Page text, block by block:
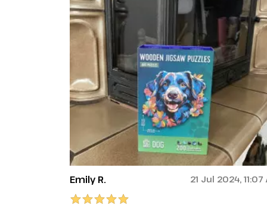
Emily R. 21 Jul 2024, 11:07